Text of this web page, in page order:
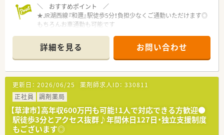
＼ おすすめポイント ／
★JR湖西線『和邇』駅徒歩5分！負担少なくご通勤いただけます◎
もちろんお車通勤も可能です
希望お聞かせください
★薬剤師は常時複数名体制！安心してご勤務いただけます
★設備も非常に整っており、働きやすい環境でご勤務いただけま
す
★近隣に店舗も複数あり！急なお休みにも柔軟に対応いただける
環境です
★未経験・ブランクある方も歓迎！お気軽にお問い合わせくださ
い
詳細を見る お問い合わせ
更新日： 2026/06/25 薬剤師求人ID： 330811
正社員
調剤薬局
【草津市】高年収600万円も可能！1人で対応できる方歓迎●
駅徒歩3分とアクセス抜群♪年間休日127日・独立支援制度
もございます◎